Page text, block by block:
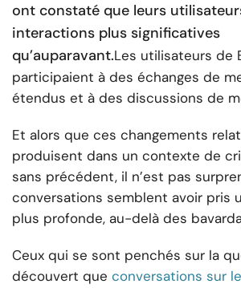
ont constaté que leurs
interactions plus significatives
qu’auparavant.Les utilisateurs de
participaient à des échanges de
étendus et à des discussions de
Et alors que ces changements
produisent dans un contexte de
sans précédent, il n’est pas
conversations semblent avoir pris
plus profonde, au-delà des
Ceux qui se sont penchés sur la
découvert que conversations sur